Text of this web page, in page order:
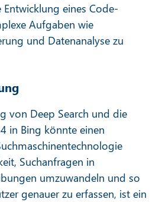
eines Code-
Aufgaben wie
und Datenanalyse zu
von Deep Search und die
in Bing könnte einen
Suchanfragen in
umzuwandeln und so
genauer zu erfassen, ist ein